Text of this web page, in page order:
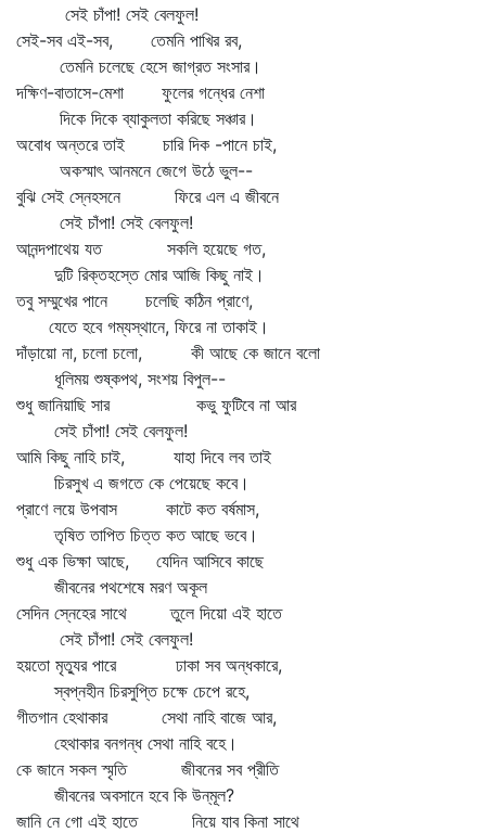
সেই চাঁপা! সেই বেলফুল!
সেই-সব এই-সব, তেমনি পাখির রব,
তেমনি চলেছে হেসে জাগ্রত সংসার।
দক্ষিণ-বাতাসে-মেশা ফুলের গন্ধের নেশা
দিকে দিকে ব্যাকুলতা করিছে সঞ্চার।
অবোধ অন্তরে তাই চারি দিক -পানে চাই,
অকস্মাৎ আনমনে জেগে উঠে ভুল--
বুঝি সেই স্নেহসনে ফিরে এল এ জীবনে
সেই চাঁপা! সেই বেলফুল!
আনন্দপাথেয় যত সকলি হয়েছে গত,
দুটি রিক্তহস্তে মোর আজি কিছু নাই।
তবু সম্মুখের পানে চলেছি কঠিন প্রাণে,
যেতে হবে গম্যস্থানে, ফিরে না তাকাই।
দাঁড়ায়ো না, চলো চলো, কী আছে কে জানে বলো
ধূলিময় শুষ্কপথ, সংশয় বিপুল--
শুধু জানিয়াছি সার কভু ফুটিবে না আর
সেই চাঁপা! সেই বেলফুল!
আমি কিছু নাহি চাই, যাহা দিবে লব তাই
চিরসুখ এ জগতে কে পেয়েছে কবে।
প্রাণে লয়ে উপবাস কাটে কত বর্ষমাস,
তৃষিত তাপিত চিত্ত কত আছে ভবে।
শুধু এক ভিক্ষা আছে, যেদিন আসিবে কাছে
জীবনের পথশেষে মরণ অকূল
সেদিন স্নেহের সাথে তুলে দিয়ো এই হাতে
সেই চাঁপা! সেই বেলফুল!
হয়তো মৃত্যুর পারে ঢাকা সব অন্ধকারে,
স্বপ্নহীন চিরসুপ্তি চক্ষে চেপে রহে,
গীতগান হেথাকার সেথা নাহি বাজে আর,
হেথাকার বনগন্ধ সেথা নাহি বহে।
কে জানে সকল স্মৃতি জীবনের সব প্রীতি
জীবনের অবসানে হবে কি উন্‌মূল?
জানি নে গো এই হাতে নিয়ে যাব কিনা সাথে